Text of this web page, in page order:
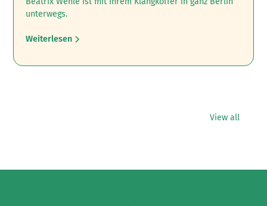
unterwegs.
Weiterlesen
View all